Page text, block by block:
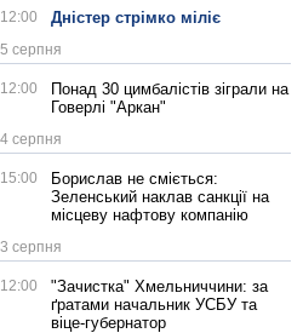
12:00 Дністер стрімко міліє
5 серпня
12:00
Понад 30 цимбалістів зіграли на
Говерлі "Аркан"
4 серпня
15:00
Борислав не сміється:
Зеленський наклав санкції на
місцеву нафтову компанію
3 серпня
12:00
"Зачистка" Хмельниччини: за
ґратами начальник УСБУ та
віце-губернатор